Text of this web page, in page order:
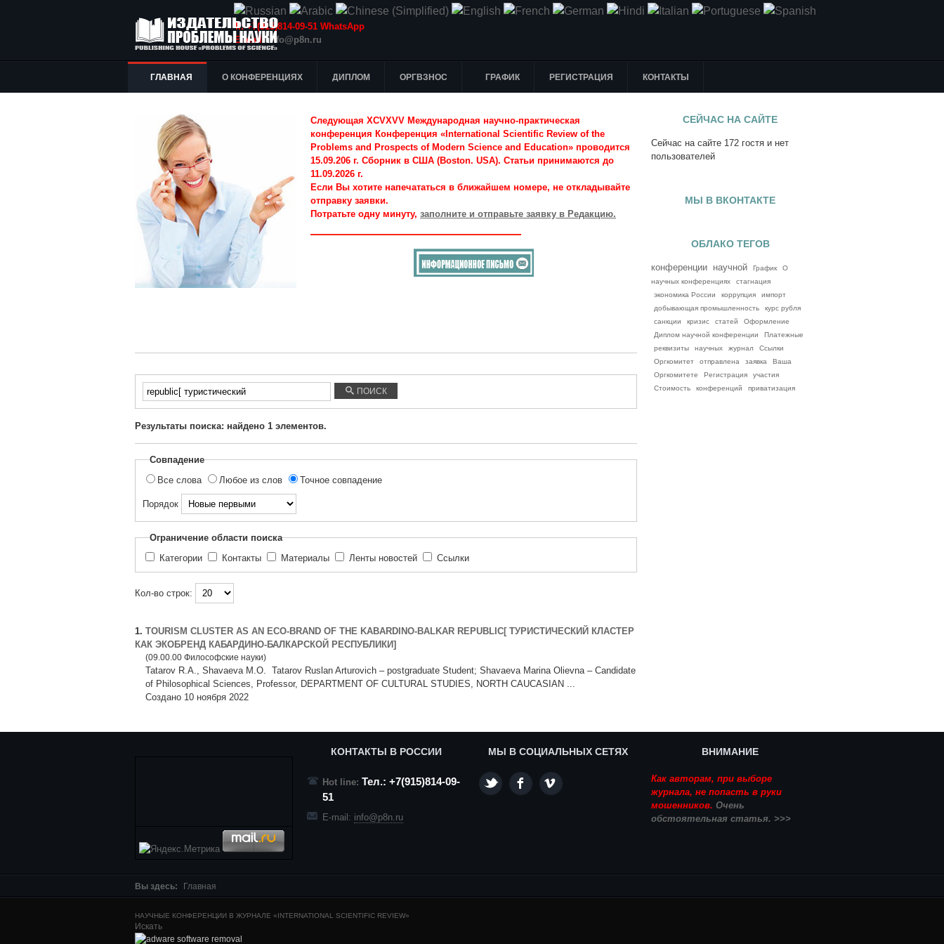
Т.: +7(915)814-09-51 WhatsApp
E-mail:info@p8n.ru
ГЛАВНАЯ О КОНФЕРЕНЦИЯХ ДИПЛОМ ОРГВЗНОС ГРАФИК РЕГИСТРАЦИЯ КОНТАКТЫ
Следующая XCVXVV Международная научно-практическая
конференция Конференция «International Scientific Review of the
Problems and Prospects of Modern Science and Education» проводится
15.09.206 г. Сборник в США (Boston. USA). Статьи принимаются до
11.09.2026 г.
Если Вы хотите напечататься в ближайшем номере, не откладывайте
отправку заявки.
Потратьте одну минуту, заполните и отправьте заявку в Редакцию.
Введите
текст
поиска...
ПОИСК
Результаты поиска: найдено 1 элементов.
Совпадение
Все слова
Любое из слов Точное совпадение
Порядок
Ограничение области поиска
Категории
Контакты Материалы Ленты новостей Ссылки
Кол-во строк:
1. TOURISM CLUSTER AS AN ECO-BRAND OF THE KABARDINO-BALKAR REPUBLIC[ ТУРИСТИЧЕСКИЙ КЛАСТЕР
КАК ЭКОБРЕНД КАБАРДИНО-БАЛКАРСКОЙ РЕСПУБЛИКИ]
(09.00.00 Философские науки)
Tatarov R.А., Shavaeva M.О. Tatarov Ruslan Arturovich – postgraduate Student; Shavaeva Marina Olievna – Candidate
of Philosophical Sciences, Professor, DEPARTMENT OF CULTURAL STUDIES, NORTH CAUCASIAN ...
Создано 10 ноября 2022
СЕЙЧАС НА САЙТЕ
Сейчас на сайте 172 гостя и нет
пользователей
МЫ В ВКОНТАКТЕ
ОБЛАКО ТЕГОВ
конференции научной График
О
научных конференциях
стагнация
экономика России
коррупция
импорт
добывающая промышленность
курс рубля
санкции
кризис статей
Оформление
Диплом научной конференции
Платежные
реквизиты
научных журнал
Ссылки
Оргкомитет
отправлена заявка
Ваша
Оргкомитете
Регистрация
участия
Стоимость
конференций приватизация
КОНТАКТЫ В РОССИИ
Hot line: Тел.: +7(915)814-09-
51
E-mail: info@p8n.ru
МЫ В СОЦИАЛЬНЫХ СЕТЯХ ВНИМАНИЕ
Как авторам, при выборе
журнала, не попасть в руки
мошенников. Очень
обстоятельная статья. >>>
Вы здесь: Главная
НАУЧНЫЕ КОНФЕРЕНЦИИ В ЖУРНАЛЕ «INTERNATIONAL SCIENTIFIC REVIEW»
Искать